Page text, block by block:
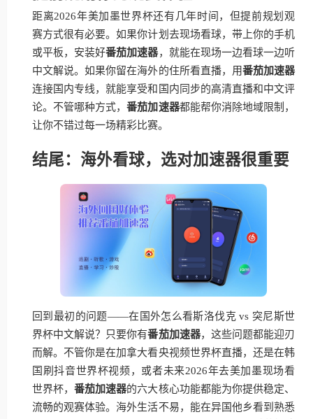
距离2026年美加墨世界杯还有几年时间，但提前规划观
赛方式很有必要。如果你计划去现场看球，带上你的手机
或平板，安装好番茄加速器，就能在现场一边看球一边听
中文解说。如果你留在海外的住所看直播，用番茄加速器
连接国内专线，就能享受和国内同步的高清直播和中文评
论。不管哪种方式，番茄加速器都能帮你消除地域限制，
让你不错过每一场精彩比赛。
结尾：海外看球，选对加速器很重要
回到最初的问题——在国外怎么看斯洛伐克 vs 突尼斯世
界杯中文解说？只要你有番茄加速器，这些问题都能迎刃
而解。不管你是在加拿大看央视频世界杯直播，还是在韩
国刷抖音世界杯视频，或者未来2026年去美加墨现场看
世界杯，番茄加速器的六大核心功能都能为你提供稳定、
流畅的观赛体验。海外生活不易，能在异国他乡看到熟悉